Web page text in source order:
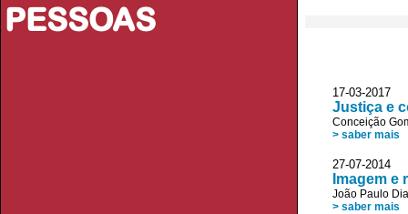
PESSOAS
17-03-
Justiça e
Conceição
> saber mais
27-07-
Imagem
João Paulo
> saber mais